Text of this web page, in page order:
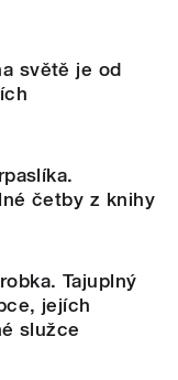
světě je od
četby z knihy
Tajuplný
jejích
služce